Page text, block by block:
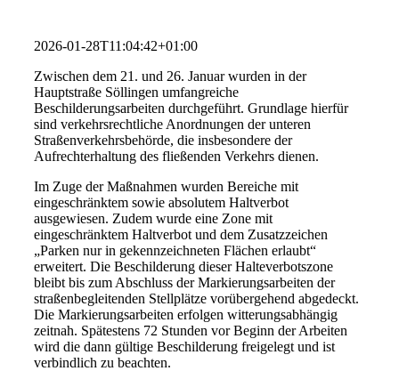
2026-01-28T11:04:42+01:00
Zwischen dem 21. und 26. Januar wurden in der
Hauptstraße Söllingen umfangreiche
Beschilderungsarbeiten durchgeführt. Grundlage hierfür
sind verkehrsrechtliche Anordnungen der unteren
Straßenverkehrsbehörde, die insbesondere der
Aufrechterhaltung des fließenden Verkehrs dienen.
Im Zuge der Maßnahmen wurden Bereiche mit
eingeschränktem sowie absolutem Haltverbot
ausgewiesen. Zudem wurde eine Zone mit
eingeschränktem Haltverbot und dem Zusatzzeichen
„Parken nur in gekennzeichneten Flächen erlaubt“
erweitert. Die Beschilderung dieser Halteverbotszone
bleibt bis zum Abschluss der Markierungsarbeiten der
straßenbegleitenden Stellplätze vorübergehend abgedeckt.
Die Markierungsarbeiten erfolgen witterungsabhängig
zeitnah. Spätestens 72 Stunden vor Beginn der Arbeiten
wird die dann gültige Beschilderung freigelegt und ist
verbindlich zu beachten.